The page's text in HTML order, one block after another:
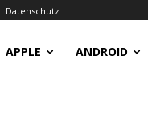
Datenschutz
APPLE ANDROID